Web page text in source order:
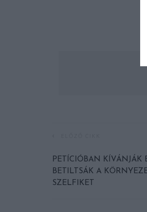
PETÍCIÓBAN KÍVÁNJÁK
BETILTSÁK A
SZELFIKET